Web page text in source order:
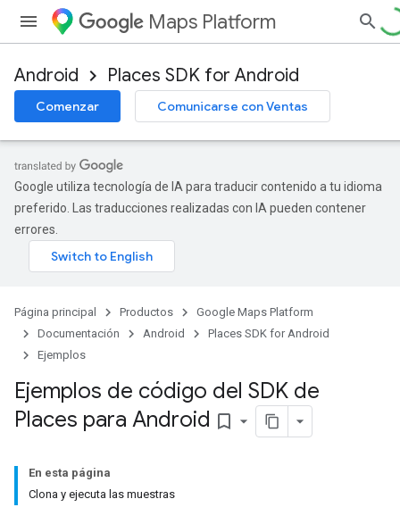
Maps Platform
Android Places SDK for Android
Comenzar Comunicarse con Ventas
Google utiliza tecnología de IA para traducir contenido a tu idioma
preferido. Las traducciones realizadas con IA pueden contener
errores.
Página principal Productos
Google Maps Platform
Documentación
Android
Places SDK for Android
Ejemplos
Ejemplos de código del SDK de
Places para Android bookmark_border
En esta página
Clona y ejecuta las muestras